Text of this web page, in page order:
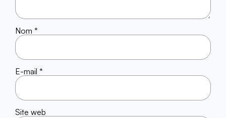
Nom *
E-mail *
Site web